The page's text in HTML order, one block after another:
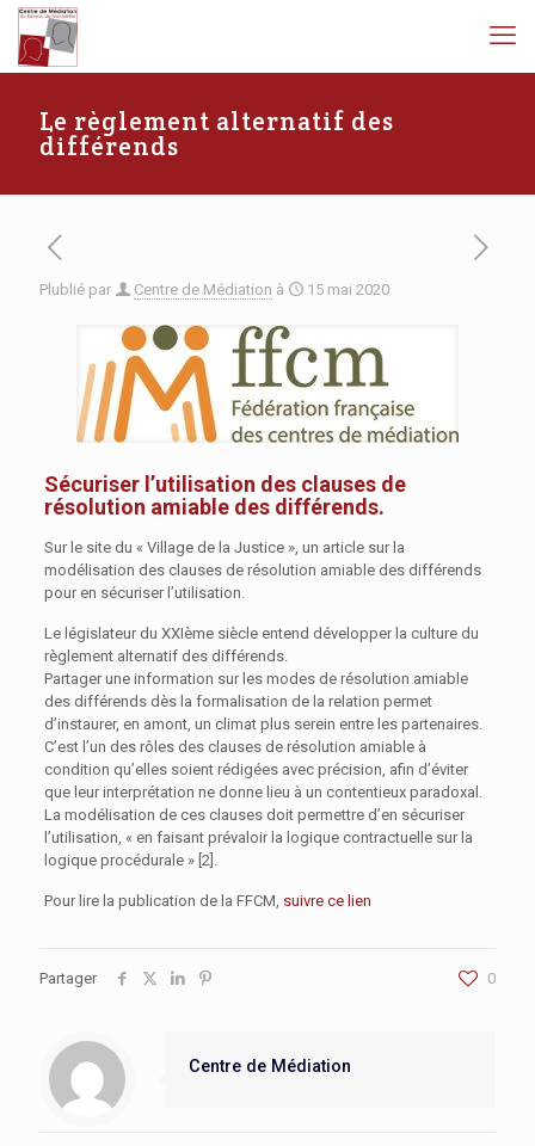
Le règlement alternatif des
différends
Plublié par Centre de Médiation à 15 mai 2020
Sécuriser l’utilisation des clauses de
résolution amiable des différends.
Sur le site du « Village de la Justice », un article sur la
modélisation des clauses de résolution amiable des différends
pour en sécuriser l’utilisation.
Le législateur du XXIème siècle entend développer la culture du
règlement alternatif des différends.
Partager une information sur les modes de résolution amiable
des différends dès la formalisation de la relation permet
d’instaurer, en amont, un climat plus serein entre les partenaires.
C’est l’un des rôles des clauses de résolution amiable à
condition qu’elles soient rédigées avec précision, afin d’éviter
que leur interprétation ne donne lieu à un contentieux paradoxal.
La modélisation de ces clauses doit permettre d’en sécuriser
l’utilisation, « en faisant prévaloir la logique contractuelle sur la
logique procédurale » [2].
Pour lire la publication de la FFCM, suivre ce lien
Partager 0
Centre de Médiation